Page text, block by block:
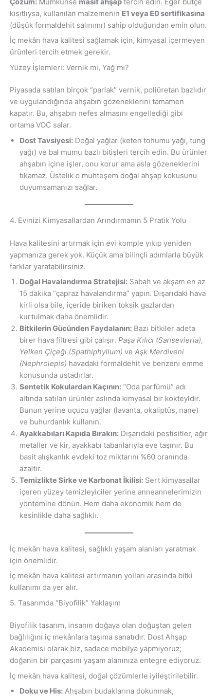
kısıtlıysa, kullanılan malzemenin E1 veya E0 sertifikasına
(düşük formaldehit salınımı) sahip olduğundan emin olun.
İç mekân hava kalitesi sağlamak için, kimyasal içermeyen
ürünleri tercih etmek gerekir.
Yüzey İşlemleri: Vernik mi, Yağ mı?
Piyasada satılan birçok “parlak” vernik, poliüretan bazlıdır
ve uygulandığında ahşabın gözeneklerini tamamen
kapatır. Bu, ahşabın nefes almasını engellediği gibi
ortama VOC salar.
Dost Tavsiyesi: Doğal yağlar (keten tohumu yağı, tung
yağı) ve bal mumu bazlı bitişleri tercih edin. Bu ürünler
ahşabın içine işler, onu korur ama asla gözeneklerini
tıkamaz. Üstelik o muhteşem doğal ahşap kokusunu
duyumsamanızı sağlar.
4. Evinizi Kimyasallardan Arındırmanın 5 Pratik Yolu
Hava kalitesini artırmak için evi komple yıkıp yeniden
yapmanıza gerek yok. Küçük ama bilinçli adımlarla büyük
farklar yaratabilirsiniz.
Doğal Havalandırma Stratejisi: Sabah ve akşam en az
15 dakika “çapraz havalandırma” yapın. Dışarıdaki hava
kirli olsa bile, içeride biriken toksik gazlardan
kurtulmak daha önemlidir.
Bitkilerin Gücünden Faydalanın: Bazı bitkiler adeta
birer hava filtresi gibi çalışır. Paşa Kılıcı (Sansevieria),
Yelken Çiçeği (Spathiphyllum) ve Aşk Merdiveni
(Nephrolepis) havadaki formaldehit ve benzeni emme
konusunda ustadırlar.
Sentetik Kokulardan Kaçının: “Oda parfümü” adı
altında satılan ürünler aslında kimyasal bir kokteyldir.
Bunun yerine uçucu yağlar (lavanta, okaliptüs, nane)
ve buhurdanlık kullanın.
Ayakkabıları Kapıda Bırakın: Dışarıdaki pestisitler, ağır
metaller ve kir, ayakkabı tabanlarıyla eve taşınır. Bu
basit alışkanlık evdeki toz miktarını %60 oranında
azaltır.
Temizlikte Sirke ve Karbonat İkilisi: Sert kimyasallar
içeren yüzey temizleyiciler yerine anneannelerimizin
yöntemine dönün. Hem daha ekonomik hem de
kesinlikle daha sağlıklı.
İç mekân hava kalitesi, sağlıklı yaşam alanları yaratmak
için önemlidir.
İç mekân hava kalitesi artırmanın yolları arasında bitki
kullanımı da yer alır.
5. Tasarımda “Biyofilik” Yaklaşım
Biyofilik tasarım, insanın doğaya olan doğuştan gelen
bağlılığını iç mekânlara taşıma sanatıdır. Dost Ahşap
Akademisi olarak biz, sadece mobilya yapmıyoruz;
doğanın bir parçasını yaşam alanınıza entegre ediyoruz.
İç mekân hava kalitesi, doğal çözümlerle iyileştirilebilir.
Doku ve His: Ahşabın budaklarına dokunmak,